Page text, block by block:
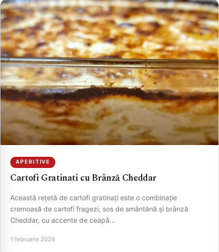
APERITIVE
Cartofi Gratinati cu Brânză Cheddar
Această rețetă de cartofi gratinați este o combinație
cremoasă de cartofi fragezi, sos de smântână și brânză
Cheddar, cu accente de ceapă…
1 februarie 2024